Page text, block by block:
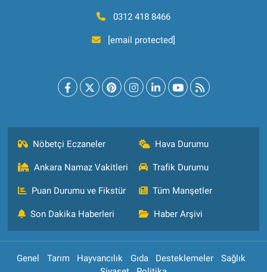
0312 418 8466
[email protected]
Nöbetçi Eczaneler Hava Durumu
Ankara Namaz Vakitleri Trafik Durumu
Puan Durumu ve Fikstür Tüm Manşetler
Son Dakika Haberleri Haber Arşivi
Genel Tarım Hayvancılık Gıda Desteklemeler
Sağlık